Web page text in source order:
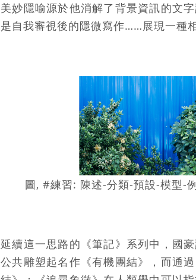
美妙隱喻源於他消解了背景資訊的文
是自我審視後的隱微寫作……展現一種
圖, #練習: 陳述-分類-預設-模型-
延續這一思路的《筆記》系列中，國
公共雕塑起名作《有機團結》，而通